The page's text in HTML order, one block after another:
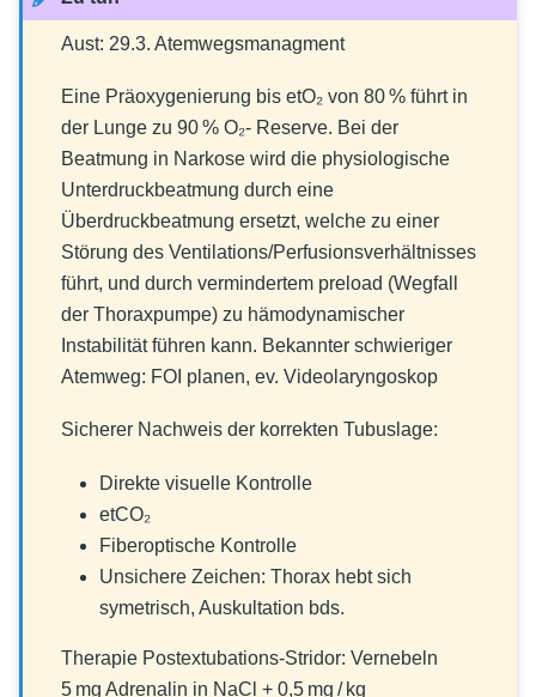
Aust: 29.3. Atemwegsmanagment
Eine Präoxygenierung bis etO₂ von 80 % führt in
der Lunge zu 90 % O₂- Reserve. Bei der
Beatmung in Narkose wird die physiologische
Unterdruckbeatmung durch eine
Überdruckbeatmung ersetzt, welche zu einer
Störung des Ventilations/Perfusionsverhältnisses
führt, und durch vermindertem preload (Wegfall
der Thoraxpumpe) zu hämodynamischer
Instabilität führen kann. Bekannter schwieriger
Atemweg: FOI planen, ev. Videolaryngoskop
Sicherer Nachweis der korrekten Tubuslage:
Direkte visuelle Kontrolle
etCO₂
Fiberoptische Kontrolle
Unsichere Zeichen: Thorax hebt sich
symetrisch, Auskultation bds.
Therapie Postextubations-Stridor: Vernebeln
5 mg Adrenalin in NaCl + 0,5 mg / kg